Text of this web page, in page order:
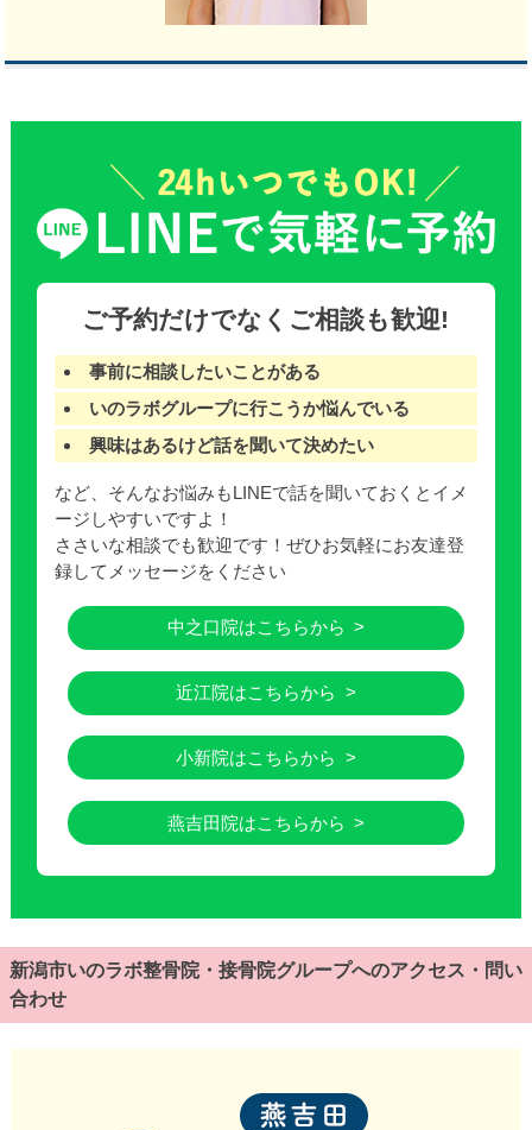
ご予約だけでなくご相談も歓迎!
事前に相談したいことがある
いのラボグループに行こうか悩んでいる
興味はあるけど話を聞いて決めたい
など、そんなお悩みもLINEで話を聞いておくとイメ
ージしやすいですよ！
ささいな相談でも歓迎です！ぜひお気軽にお友達登
録してメッセージをください
中之口院はこちらから
近江院はこちらから
小新院はこちらから
燕吉田院はこちらから
新潟市いのラボ整骨院・接骨院グループへのアクセス・問い
合わせ